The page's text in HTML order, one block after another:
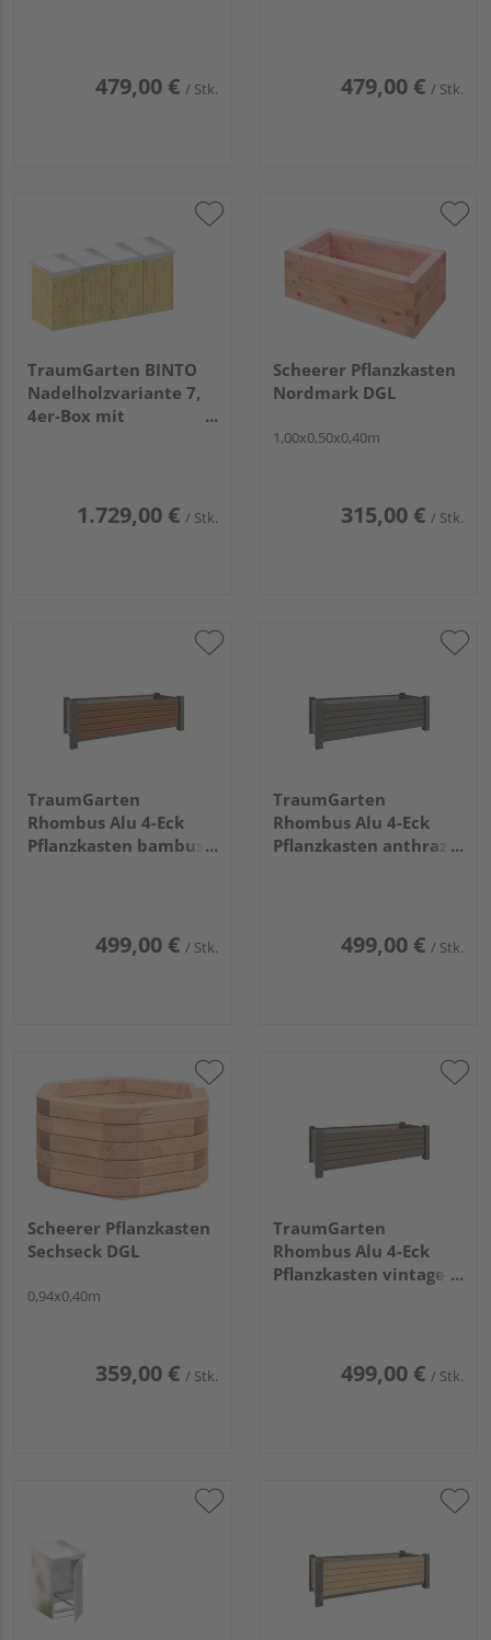
479,00 € / Stk. 479,00 € / Stk.
TraumGarten BINTO
Nadelholzvariante 7,
4er-Box mit
1.729,00 € / Stk.
Scheerer Pflanzkasten
Nordmark DGL
1,00x0,50x0,40m
315,00 € / Stk.
TraumGarten
Rhombus Alu 4-Eck
Pflanzkasten bambus
499,00 € / Stk.
TraumGarten
Rhombus Alu 4-Eck
Pflanzkasten anthrazit
499,00 € / Stk.
Scheerer Pflanzkasten
Sechseck DGL
0,94x0,40m
359,00 € / Stk.
TraumGarten
Rhombus Alu 4-Eck
Pflanzkasten vintage-
499,00 € / Stk.